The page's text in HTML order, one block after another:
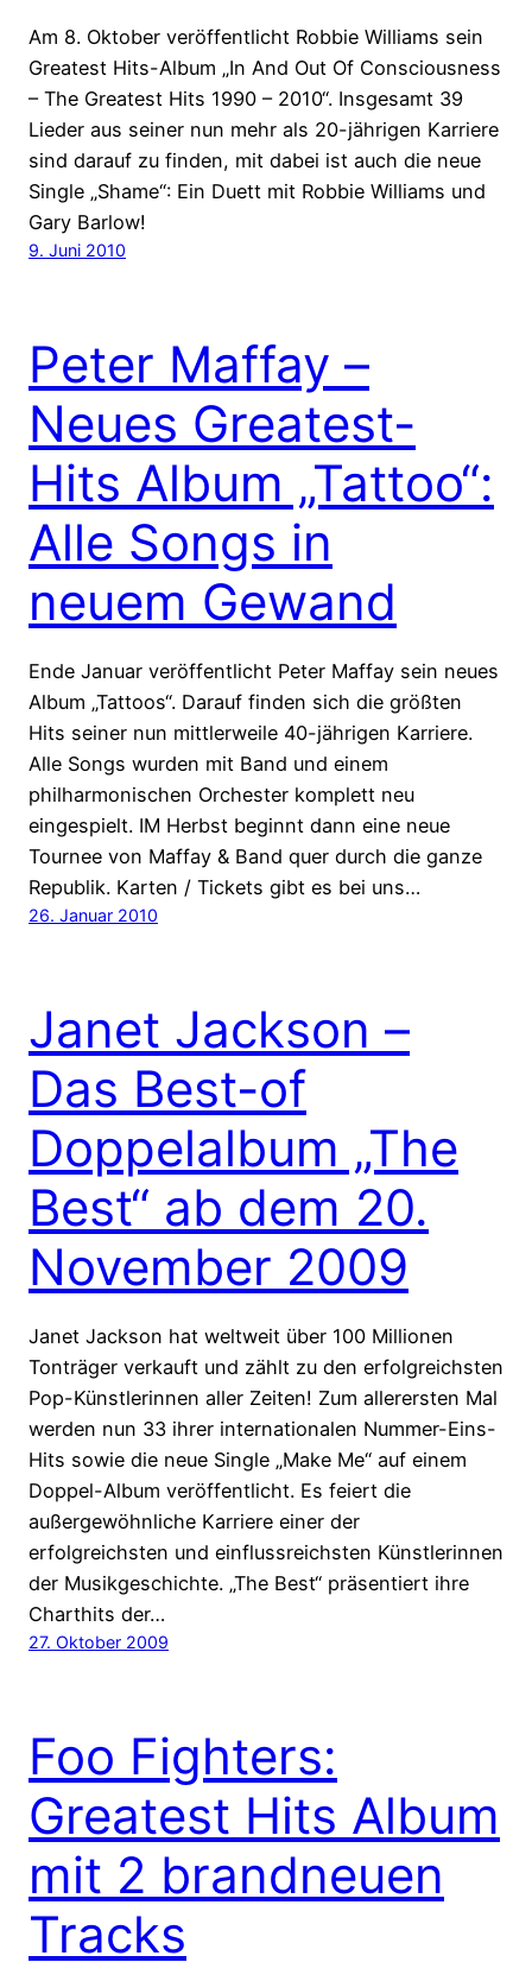
Am 8. Oktober veröffentlicht Robbie Williams sein
Greatest Hits-Album „In And Out Of Consciousness
– The Greatest Hits 1990 – 2010“. Insgesamt 39
Lieder aus seiner nun mehr als 20-jährigen Karriere
sind darauf zu finden, mit dabei ist auch die neue
Single „Shame“: Ein Duett mit Robbie Williams und
Gary Barlow!
9. Juni 2010
Peter Maffay –
Neues Greatest-
Hits Album „Tattoo“:
Alle Songs in
neuem Gewand
Ende Januar veröffentlicht Peter Maffay sein neues
Album „Tattoos“. Darauf finden sich die größten
Hits seiner nun mittlerweile 40-jährigen Karriere.
Alle Songs wurden mit Band und einem
philharmonischen Orchester komplett neu
eingespielt. IM Herbst beginnt dann eine neue
Tournee von Maffay & Band quer durch die ganze
Republik. Karten / Tickets gibt es bei uns…
26. Januar 2010
Janet Jackson –
Das Best-of
Doppelalbum „The
Best“ ab dem 20.
November 2009
Janet Jackson hat weltweit über 100 Millionen
Tonträger verkauft und zählt zu den erfolgreichsten
Pop-Künstlerinnen aller Zeiten! Zum allerersten Mal
werden nun 33 ihrer internationalen Nummer-Eins-
Hits sowie die neue Single „Make Me“ auf einem
Doppel-Album veröffentlicht. Es feiert die
außergewöhnliche Karriere einer der
erfolgreichsten und einflussreichsten Künstlerinnen
der Musikgeschichte. „The Best“ präsentiert ihre
Charthits der…
27. Oktober 2009
Foo Fighters:
Greatest Hits Album
mit 2 brandneuen
Tracks